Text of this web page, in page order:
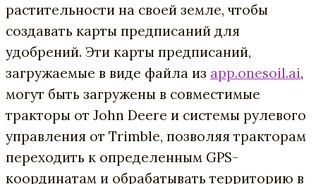
растительности на своей земле, чтобы
создавать карты предписаний для
удобрений. Эти карты предписаний,
загружаемые в виде файла из app.onesoil.ai,
могут быть загружены в совместимые
тракторы от John Deere и системы рулевого
управления от Trimble, позволяя тракторам
переходить к определенным GPS-
координатам и обрабатывать территорию в